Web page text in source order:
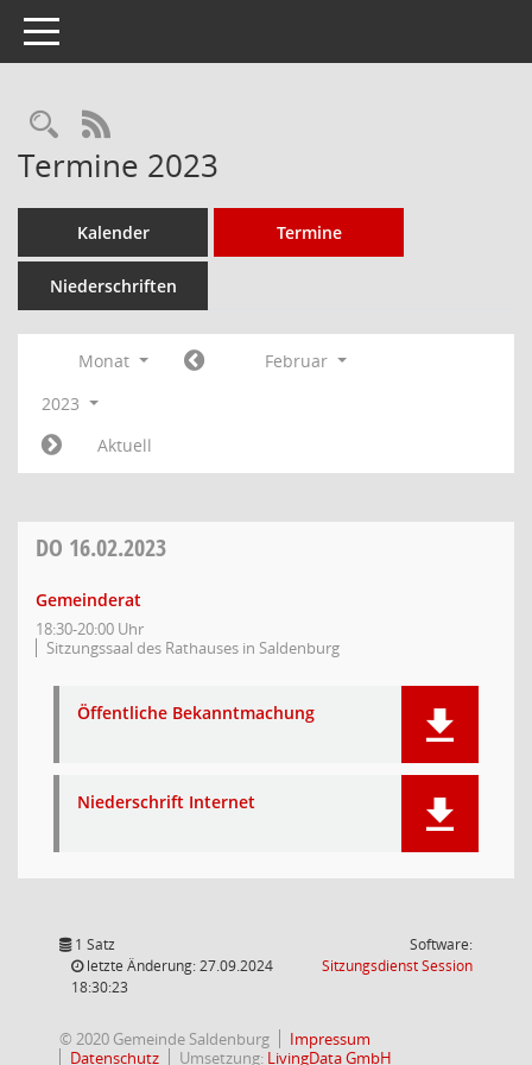
Toggle navigation
Rechercheauswahl
RSS-Feed
Termine 2023
Kalender Termine
Niederschriften
Monat
Februar
2023
Aktuell
DO 16.02.2023
Gemeinderat
18:30-20:00 Uhr
Sitzungssaal des Rathauses in Saldenburg
Öffentliche Bekanntmachung
Niederschrift Internet
1 Satz
letzte Änderung: 27.09.2024
18:30:23
Software:
SitzungsdienstSession(Wird in
© 2020 Gemeinde Saldenburg
Impressum
Datenschutz
Umsetzung: LivingData GmbH